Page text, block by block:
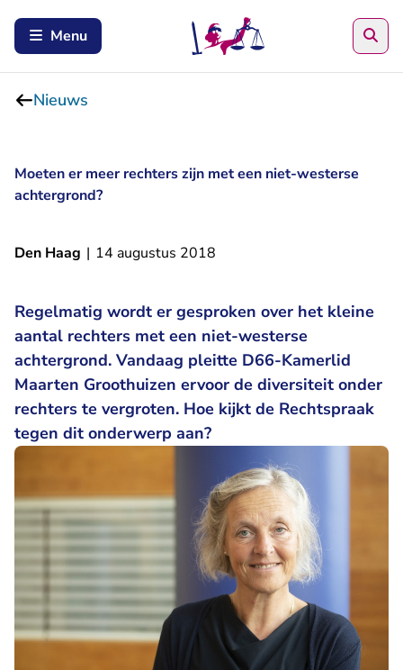
Menu
Nieuws
Moeten er meer rechters zijn met een niet-westerse
achtergrond?
Den Haag | 14 augustus 2018
Regelmatig wordt er gesproken over het kleine
aantal rechters met een niet-westerse
achtergrond. Vandaag pleitte D66-Kamerlid
Maarten Groothuizen ervoor de diversiteit onder
rechters te vergroten. Hoe kijkt de Rechtspraak
tegen dit onderwerp aan?